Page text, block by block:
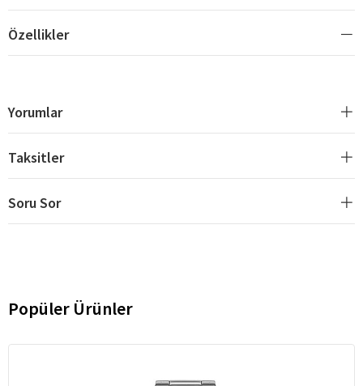
Özellikler
Yorumlar
Taksitler
Soru Sor
Popüler Ürünler